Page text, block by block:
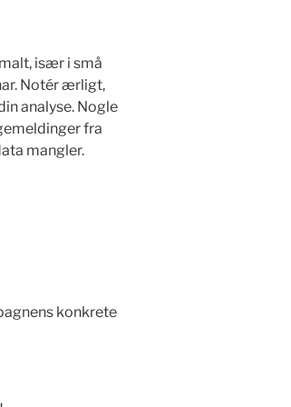
især i små
Notér ærligt,
analyse. Nogle
fra
mangler.
konkrete